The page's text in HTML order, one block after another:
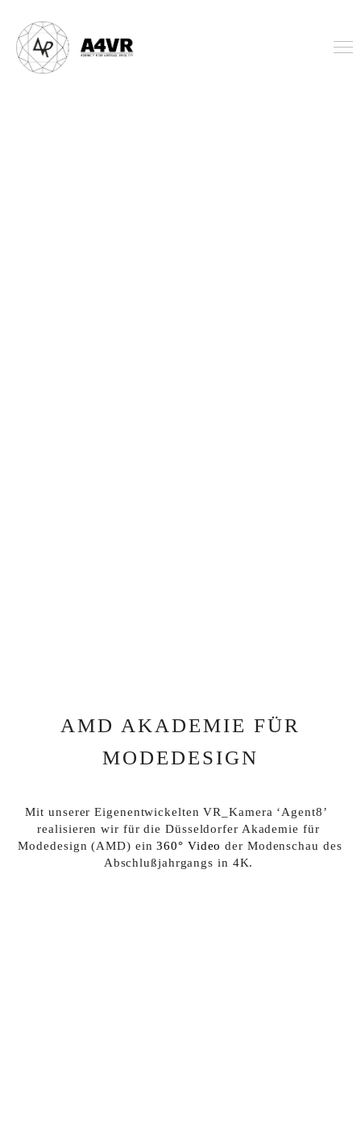
AMD AKADEMIE FÜR
MODEDESIGN
Mit unserer Eigenentwickelten VR_Kamera ‘Agent8’
realisieren wir für die Düsseldorfer Akademie für
Modedesign (AMD) ein 360° Video der Modenschau des
Abschlußjahrgangs in 4K.